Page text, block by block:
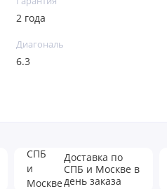
2 года
Диагональ
6.3
Доставка по
СПБ и Москве в
день заказа